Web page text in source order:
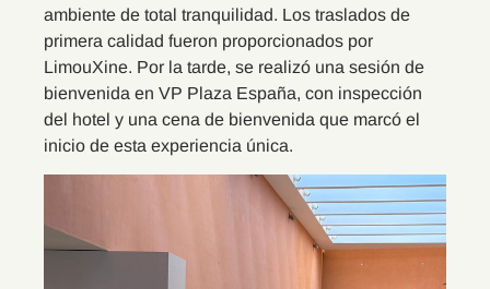
ambiente de total tranquilidad. Los traslados de
primera calidad fueron proporcionados por
LimouXine. Por la tarde, se realizó una sesión de
bienvenida en VP Plaza España, con inspección
del hotel y una cena de bienvenida que marcó el
inicio de esta experiencia única.